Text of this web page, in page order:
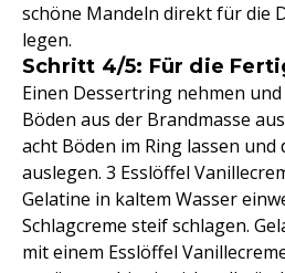
schöne Mandeln direkt für die
legen.
Schritt 4/5: Für die
Einen Dessertring nehmen
Böden aus der Brandmasse
acht Böden im Ring lassen und
auslegen. 3 Esslöffel
Gelatine in kaltem Wasser
Schlagcreme steif schlagen.
mit einem Esslöffel